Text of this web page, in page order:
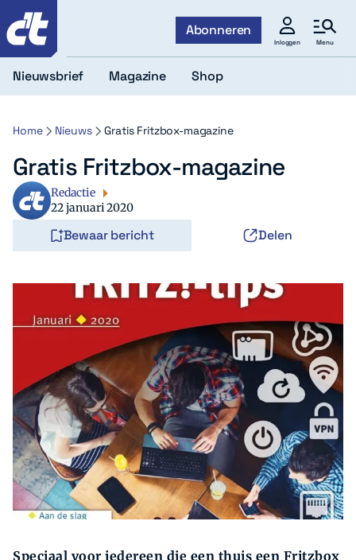
Abonneren
Inloggen Menu
Zoeken Zoek
Nieuwsbrief Magazine Shop
Home Nieuws Gratis Fritzbox-magazine
Gratis Fritzbox-magazine
Redactie
22 januari 2020
Bewaar bericht Delen
Speciaal voor iedereen die een thuis een Fritzbox